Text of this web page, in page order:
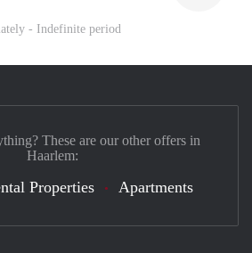
- Indefinite period
These are our other offers in
Haarlem:
Properties Apartments